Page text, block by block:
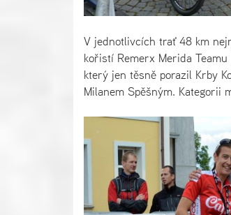
V jednotlivcích trať 48 km
kořistí Remerx Merida
který jen těsně porazil Krby
Milanem Spěšným. Kategorii